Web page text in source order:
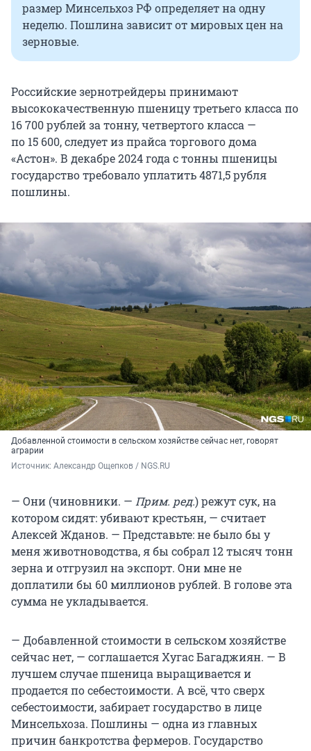
размер Минсельхоз РФ определяет на одну
неделю. Пошлина зависит от мировых цен на
зерновые.
Российские зернотрейдеры принимают
высококачественную пшеницу третьего класса по
16 700 рублейза тонну, четвертого класса —
по 15 600, следует из прайса торгового дома
«Астон». В декабре2024 годас тонны пшеницы
государство требовало уплатить4871,5 рубля
пошлины.
Добавленной стоимости в сельском хозяйстве сейчас нет, говорят
аграрии
Источник: Александр Ощепков / NGS.RU
— Они (чиновники. — Прим. ред.) режут сук, на
котором сидят: убивают крестьян, — считает
Алексей Жданов. — Представьте: не было бы у
меня животноводства, я бы собрал 12 тысяч тонн
зерна и отгрузил на экспорт. Они мне не
доплатили бы 60 миллионоврублей. В голове эта
сумма не укладывается.
— Добавленной стоимости в сельском хозяйстве
сейчас нет, — соглашается Хугас Багаджиян. — В
лучшем случае пшеница выращивается и
продается по себестоимости. А всё, что сверх
себестоимости, забирает государство в лице
Минсельхоза. Пошлины — одна из главных
причин банкротства фермеров. Государство